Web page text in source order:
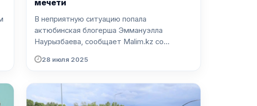
мечети
В неприятную ситуацию попала
актюбинская блогерша Эммануэлла
Наурызбаева, сообщает Malim.kz со
28 июля 2025